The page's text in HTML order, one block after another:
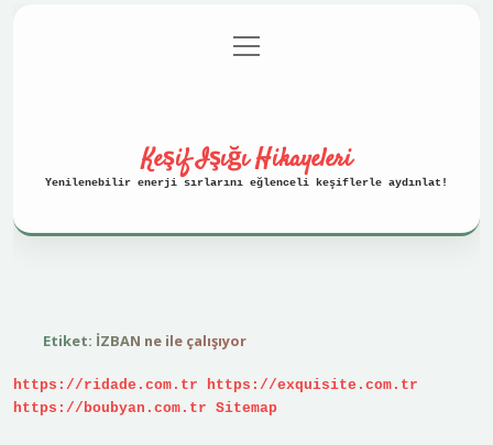
Gizlilik Politikası
menüyü
aç
Keşif Işığı Hikayeleri
Yenilenebilir enerji sırlarını eğlenceli keşiflerle aydınlat!
Etiket: İZBAN ne ile çalışıyor
https://ridade.com.tr
https://exquisite.com.tr
https://boubyan.com.tr Sitemap